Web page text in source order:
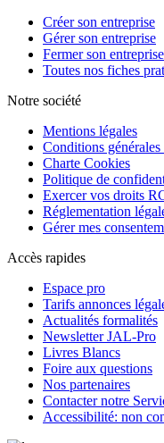
Créer son entreprise
Gérer son entreprise
Fermer son entreprise
Toutes nos fiches
Notre société
Mentions légales
Conditions générales
Charte Cookies
Politique de
Exercer vos droits
Réglementation
Gérer mes
Accès rapides
Espace pro
Tarifs annonces
Actualités formalités
Newsletter JAL-Pro
Livres Blancs
Foire aux questions
Nos partenaires
Contacter notre
Accessibilité: non